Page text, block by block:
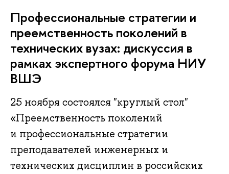
Профессиональные стратегии и
преемственность поколений в
технических вузах: дискуссия в
рамках экспертного форума НИУ
ВШЭ
25 ноября состоялся "круглый стол"
«Преемственность поколений
и профессиональные стратегии
преподавателей инженерных и
технических дисциплин в российских